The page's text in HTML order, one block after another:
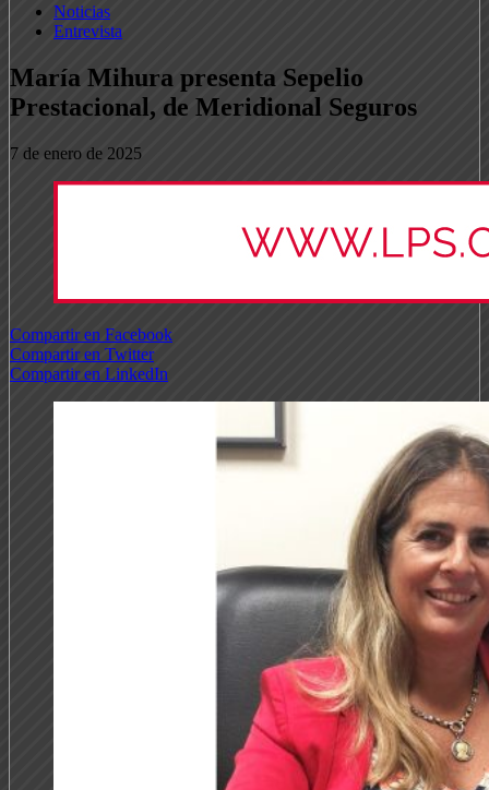
Noticias
Entrevista
María Mihura presenta Sepelio
Prestacional, de Meridional Seguros
7 de enero de 2025
Compartir en Facebook
Compartir en Twitter
Compartir en LinkedIn